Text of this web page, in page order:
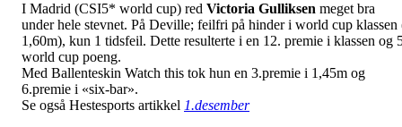
I Madrid (CSI5* world cup) red Victoria Gulliksen meget bra
under hele stevnet. På Deville; feilfri på hinder i world cup klassen
1,60m), kun 1 tidsfeil. Dette resulterte i en 12. premie i klassen og
world cup poeng.
Med Ballenteskin Watch this tok hun en 3.premie i 1,45m og
6.premie i «six-bar».
Se også Hestesports artikkel 1.desember